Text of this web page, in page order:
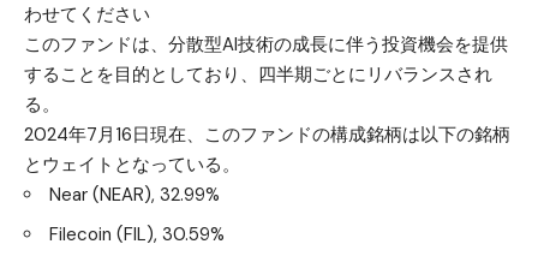
わせてください
このファンドは、分散型AI技術の成長に伴う投資機会を提供
することを目的としており、四半期ごとにリバランスされ
る。
2024年7月16日現在、このファンドの構成銘柄は以下の銘柄
とウェイトとなっている。
Near (NEAR), 32.99%
Filecoin (FIL), 30.59%